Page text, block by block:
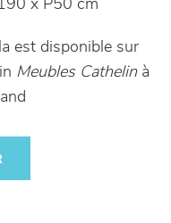
x P50 cm
est disponible sur
Meubles Cathelinà